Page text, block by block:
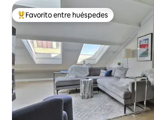
Favorito entre huéspedes preferido
Favorito entre huéspedes